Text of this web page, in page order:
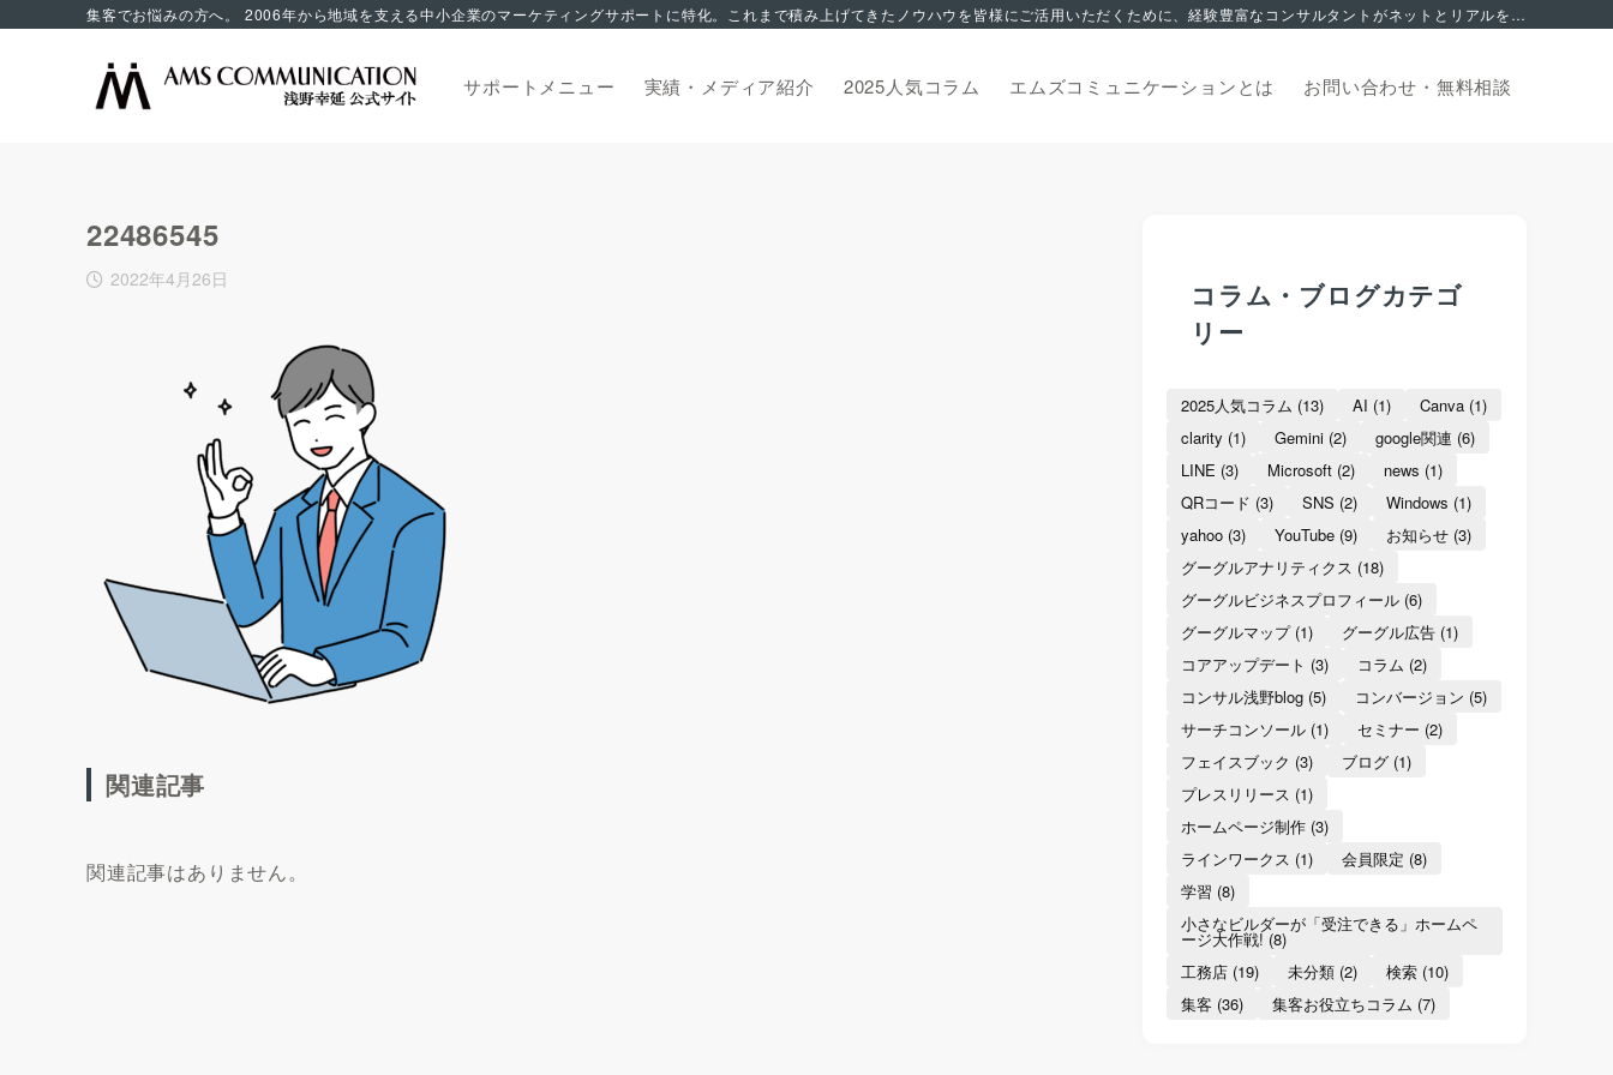
集客でお悩みの方へ。 2006年から地域を支える中小企業のマーケティングサポートに特化。これまで積み上げてきたノウハウを皆様にご活用いただくために、経験豊富なコンサルタントがネットとリアルを融合した独自の集客サポートでお応え致します。オンライン無料相談からお申込みいただけます。
サポートメニュー 実績・メディア紹介 2025人気コラム エムズコミュニケーションとは お問い合わせ・ 無料相談
22486545
2022年4月26日
関連記事
関連記事はありません。
コラム・ブログカテゴ
リー
2025人気コラム (13) AI (1) Canva (1)
clarity (1) Gemini (2) google関連 (6)
LINE (3) Microsoft (2) news (1)
QRコード (3) SNS (2) Windows (1)
yahoo (3) YouTube (9) お知らせ (3)
グーグルアナリティクス (18)
グーグルビジネスプロフィール (6)
グーグルマップ(1) グーグル広告 (1)
コアアップデート (3) コラム (2)
コンサル浅野blog (5) コンバージョン (5)
サーチコンソール (1) セミナー (2)
フェイスブック (3) ブログ (1)
プレスリリース (1)
ホームページ制作 (3)
ラインワークス (1) 会員限定 (8)
学習 (8)
小さなビルダーが「受注できる」ホームペ
ージ大作戦!(8)
工務店 (19) 未分類 (2) 検索 (10)
集客 (36) 集客お役立ちコラム (7)